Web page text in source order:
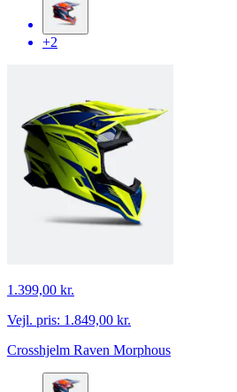
+2
1.399,00 kr.
Vejl. pris: 1.849,00 kr.
Crosshjelm Raven Morphous